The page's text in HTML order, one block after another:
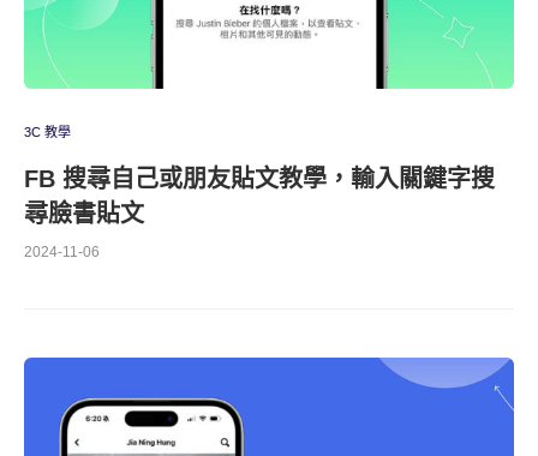
3C 教學
FB 搜尋自己或朋友貼文教學，輸入關鍵字搜
尋臉書貼文
2024-11-06